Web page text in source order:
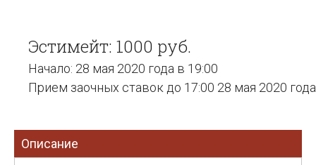
Эстимейт: 1000 руб.
Начало: 28 мая 2020 года в 19:00
Прием заочных ставок до 17:00 28 мая 2020 года
Описание